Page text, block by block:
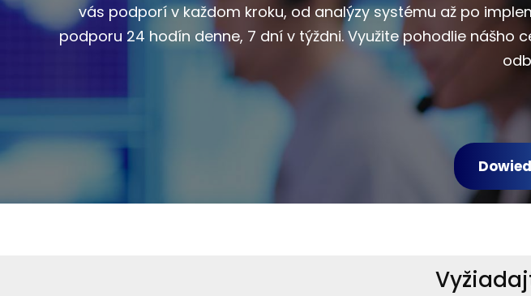
vás podporí v každom kroku, od analýzy systému až po
podporu 24 hodín denne, 7 dní v týždni. Využite pohodlie